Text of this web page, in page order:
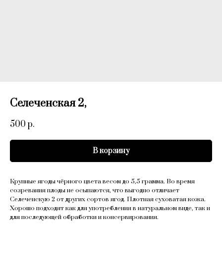
Селеченская 2,
500 р.
В корзину
Крупные ягоды чёрного цвета весом до 5,5 грамма. Во время
созревания плоды не осыпаются, что выгодно отличает
Селеченскую 2 от других сортов ягод. Плотная суховатая кожа.
Хорошо подходят как для употребления в натуральном виде, так и
для последующей обработки и консервирования.